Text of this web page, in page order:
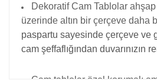
Dekoratif Cam Tablolar
üzerinde altın bir çerçeve daha
paspartu sayesinde çerçeve ve
cam şeffaflığından duvarınızın